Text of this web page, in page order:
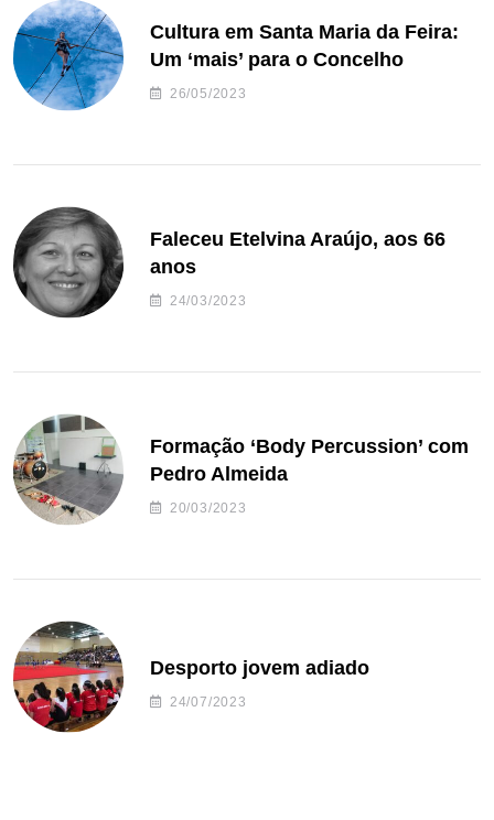
Cultura em Santa Maria da Feira:
Um ‘mais’ para o Concelho
26/05/2023
Faleceu Etelvina Araújo, aos 66
anos
24/03/2023
Formação ‘Body Percussion’ com
Pedro Almeida
20/03/2023
Desporto jovem adiado
24/07/2023